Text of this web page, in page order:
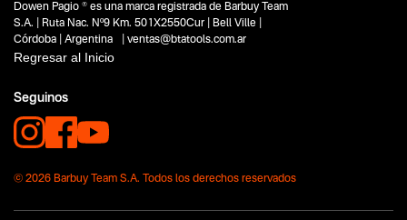
Capacidad
No items found.
Funcion o uso
No items found.
Tecnologia
No items found.
Dowen Pagio ® es una marca registrada de Barbuy Team
S.A. | Ruta Nac. Nº9 Km. 501X2550Cur | Bell Ville |
Córdoba | Argentina | ventas@btatools.com.ar
Regresar al Inicio
Seguinos
© 2026 Barbuy Team S.A. Todos los derechos reservados